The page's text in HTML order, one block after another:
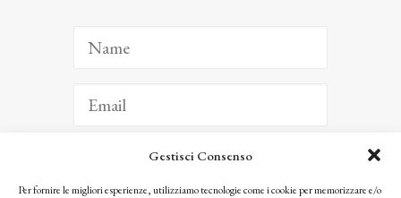
Gestisci Consenso
Per fornire le migliori esperienze, utilizziamo tecnologie come i cookie per memorizzare e/o
ISCRIVITI